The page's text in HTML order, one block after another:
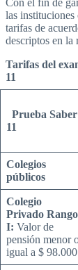
Con el fin de
las instituciones
tarifas de
descriptos en la
Tarifas del
11
Prueba Saber
11
Colegios
públicos
Colegio
Privado Rango
I: Valor de
pensión menor
igual a $ 98.000